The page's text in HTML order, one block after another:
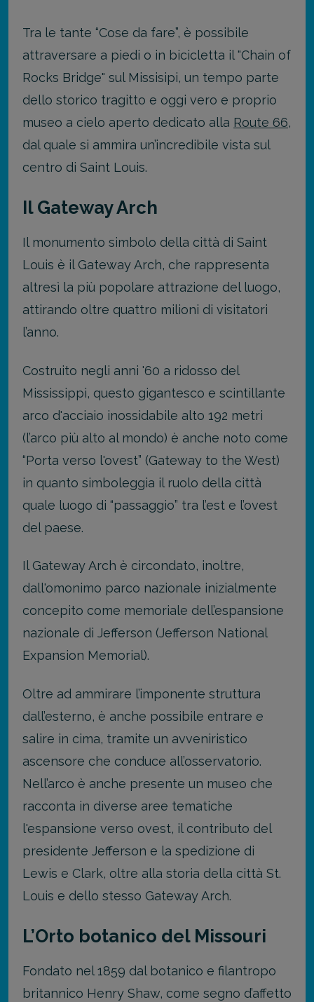
Tra le tante “Cose da fare”, è possibile
attraversare a piedi o in bicicletta il "Chain of
Rocks Bridge" sul Missisipi, un tempo parte
dello storico tragitto e oggi vero e proprio
museo a cielo aperto dedicato alla Route 66,
dal quale si ammira un’incredibile vista sul
centro di Saint Louis.
Il Gateway Arch
Il monumento simbolo della città di Saint
Louis è il Gateway Arch, che rappresenta
altresì la più popolare attrazione del luogo,
attirando oltre quattro milioni di visitatori
l’anno.
Costruito negli anni '60 a ridosso del
Mississippi, questo gigantesco e scintillante
arco d'acciaio inossidabile alto 192 metri
(l’arco più alto al mondo) è anche noto come
“Porta verso l'ovest” (Gateway to the West)
in quanto simboleggia il ruolo della città
quale luogo di “passaggio” tra l’est e l’ovest
del paese.
Il Gateway Arch è circondato, inoltre,
dall'omonimo parco nazionale inizialmente
concepito come memoriale dell’espansione
nazionale di Jefferson (Jefferson National
Expansion Memorial).
Oltre ad ammirare l’imponente struttura
dall’esterno, è anche possibile entrare e
salire in cima, tramite un avveniristico
ascensore che conduce all’osservatorio.
Nell’arco è anche presente un museo che
racconta in diverse aree tematiche
l'espansione verso ovest, il contributo del
presidente Jefferson e la spedizione di
Lewis e Clark, oltre alla storia della città St.
Louis e dello stesso Gateway Arch.
L’Orto botanico del Missouri
Fondato nel 1859 dal botanico e filantropo
britannico Henry Shaw, come segno d’affetto